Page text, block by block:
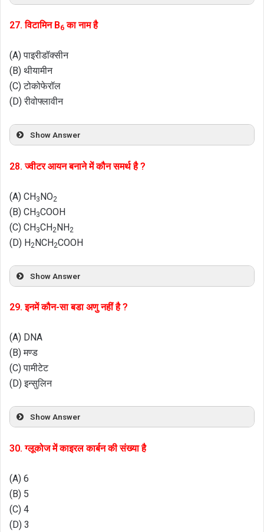
27. विटामिन B6 का नाम है
(A) पाइरीडॉक्सीन
(B) थीयामीन
(C) टोकोफेरॉल
(D) रीवोफ्लावीन
Show Answer
28. ज्वीटर आयन बनाने में कौन समर्थ है ?
(A) CH3NO2
(B) CH3COOH
(C) CH3CH2NH2
(D) H2NCH2COOH
Show Answer
29. इनमें कौन-सा बडा अणु नहीं है ?
(A) DNA
(B) मण्ड
(C) पामीटेट
(D) इन्सुलिन
Show Answer
30. ग्लूकोज में काइरल कार्बन की संख्या है
(A) 6
(B) 5
(C) 4
(D) 3